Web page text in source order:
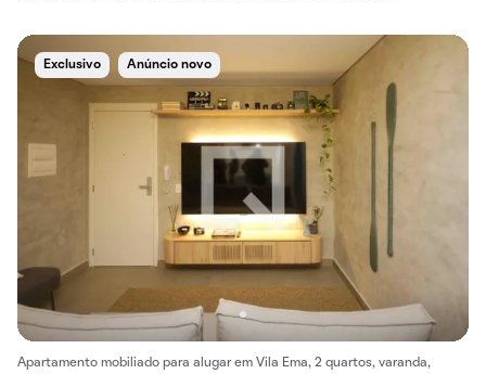
Exclusivo Anúncio novo
Apartamento mobiliado para alugar em Vila Ema, 2 quartos, varanda,